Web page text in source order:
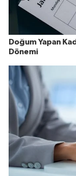
Doğum Yapan
Dönemi